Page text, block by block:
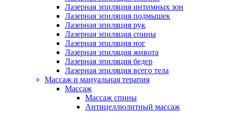
Лазерная эпиляция интимных зон
Лазерная эпиляция подмышек
Лазерная эпиляция рук
Лазерная эпиляция спины
Лазерная эпиляция ног
Лазерная эпиляция живота
Лазерная эпиляция бедер
Лазерная эпиляция всего тела
Массаж и мануальная терапия
Массаж
Массаж спины
Антицеллюлитный массаж